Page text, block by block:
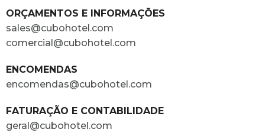
ORÇAMENTOS E INFORMAÇÕES
sales@cubohotel.com
comercial@cubohotel.com
ENCOMENDAS
encomendas@cubohotel.com
FATURAÇÃO E CONTABILIDADE
geral@cubohotel.com